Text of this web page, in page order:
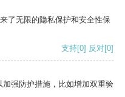
了无限的隐私保护和安全性保
支持[0] 反对[0]
强防护措施，比如增加双重验